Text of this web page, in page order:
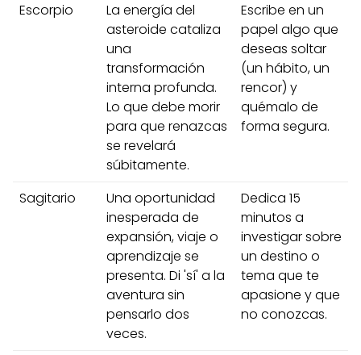
Escorpio
La energía del
asteroide cataliza
una
transformación
interna profunda.
Lo que debe morir
para que renazcas
se revelará
súbitamente.
Escribe en un
papel algo que
deseas soltar
(un hábito, un
rencor) y
quémalo de
forma segura.
Sagitario
Una oportunidad
inesperada de
expansión, viaje o
aprendizaje se
presenta. Di 'sí' a la
aventura sin
pensarlo dos
veces.
Dedica 15
minutos a
investigar sobre
un destino o
tema que te
apasione y que
no conozcas.